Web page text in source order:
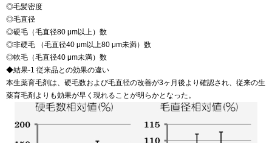
◎毛髪密度
◎毛直径
◎硬毛（毛直径80 μm以上）数
◎非硬毛 （毛直径40 μm以上80 μm未満）数
◎軟毛（毛直径40 μm未満）数
◆結果-1 従来品との効果の違い
本生薬育毛剤は、硬毛数および毛直径の改善が3ヶ月後より確認され、従来の生
薬育毛剤よりも効果が早く現れることが明らかとなった。